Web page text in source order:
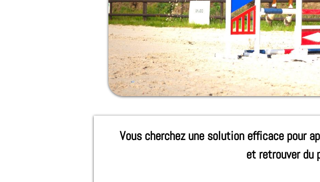
Vous cherchez une solution efficace pour
et retrouver du